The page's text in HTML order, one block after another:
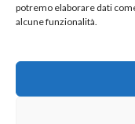
potremo elaborare dati
alcune funzionalità.